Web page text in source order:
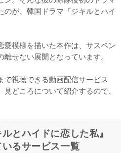
のが、韓国ドラマ『ジキルとハイ
愛模様を描いた本作は、サスペン
せない展開となっています。
で視聴できる動画配信サービス
どころについて紹介するので、
とハイドに恋した私』
るサービス一覧